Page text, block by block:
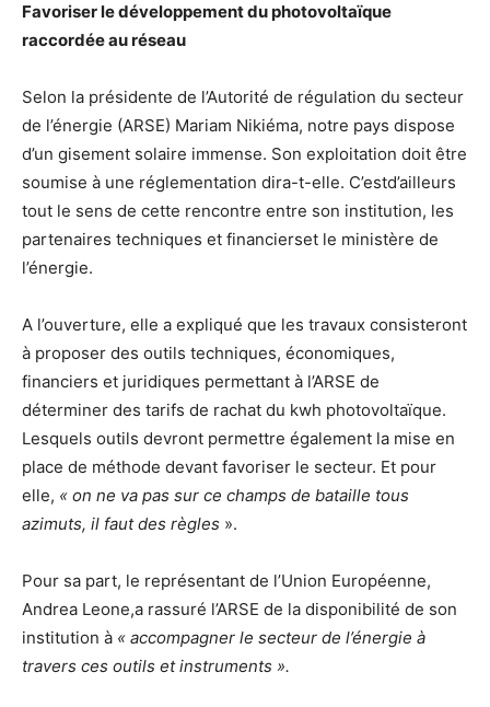
Favoriser le développement du photovoltaïque
raccordée au réseau
Selon la présidente de l’Autorité de régulation du secteur
de l’énergie (ARSE) Mariam Nikiéma, notre pays dispose
d’un gisement solaire immense. Son exploitation doit être
soumise à une réglementation dira-t-elle. C’estd’ailleurs
tout le sens de cette rencontre entre son institution, les
partenaires techniques et financierset le ministère de
l’énergie.
A l’ouverture, elle a expliqué que les travaux consisteront
à proposer des outils techniques, économiques,
financiers et juridiques permettant à l’ARSE de
déterminer des tarifs de rachat du kwh photovoltaïque.
Lesquels outils devront permettre également la mise en
place de méthode devant favoriser le secteur. Et pour
elle, « on ne va pas sur ce champs de bataille tous
azimuts, il faut des règles ».
Pour sa part, le représentant de l’Union Européenne,
Andrea Leone,a rassuré l’ARSE de la disponibilité de son
institution à « accompagner le secteur de l’énergie à
travers ces outils et instruments ».